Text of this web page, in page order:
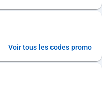
Voir tous les codes promo